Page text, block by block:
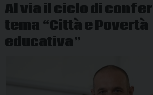
Al via il ciclo di
tema “Città e Povertà
educativa”